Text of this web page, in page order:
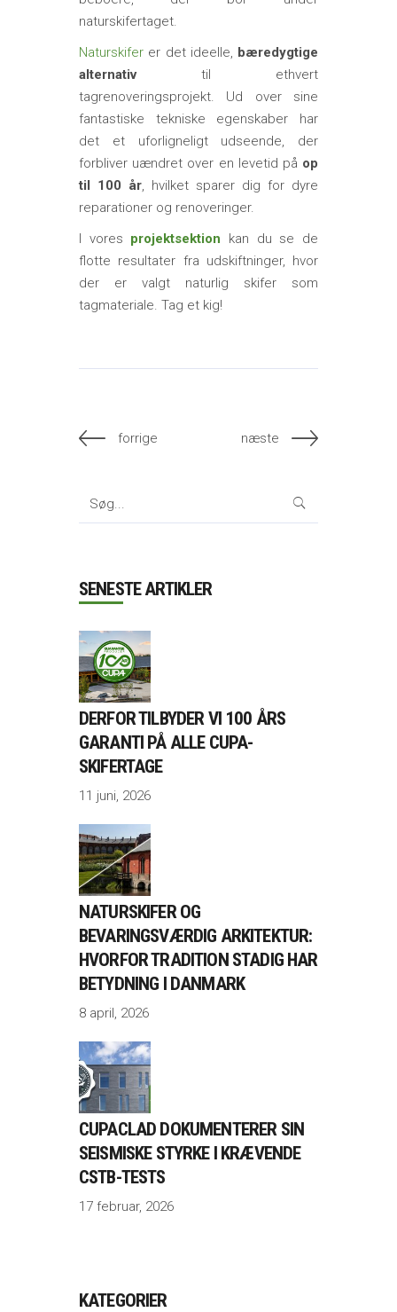
naturskifertaget.
Naturskifer er det ideelle, bæredygtige
alternativtil ethvert
tagrenoveringsprojekt. Ud over sine
fantastiske tekniske egenskaber har
det et uforligneligt udseende, der
forbliver uændret over en levetid på op
til 100 år, hvilket sparer dig for dyre
reparationer og renoveringer.
I vores projektsektion kan du se de
flotte resultater fra udskiftninger, hvor
der er valgt naturlig skifer som
tagmateriale. Tag et kig!
forrige næste
Search
SENESTE ARTIKLER
DERFOR TILBYDER VI 100 ÅRS
GARANTI PÅ ALLE CUPA-
SKIFERTAGE
11 juni, 2026
NATURSKIFER OG
BEVARINGSVÆRDIG ARKITEKTUR:
HVORFOR TRADITION STADIG HAR
BETYDNING I DANMARK
8 april, 2026
CUPACLAD DOKUMENTERER SIN
SEISMISKE STYRKE I KRÆVENDE
CSTB-TESTS
17 februar, 2026
KATEGORIER